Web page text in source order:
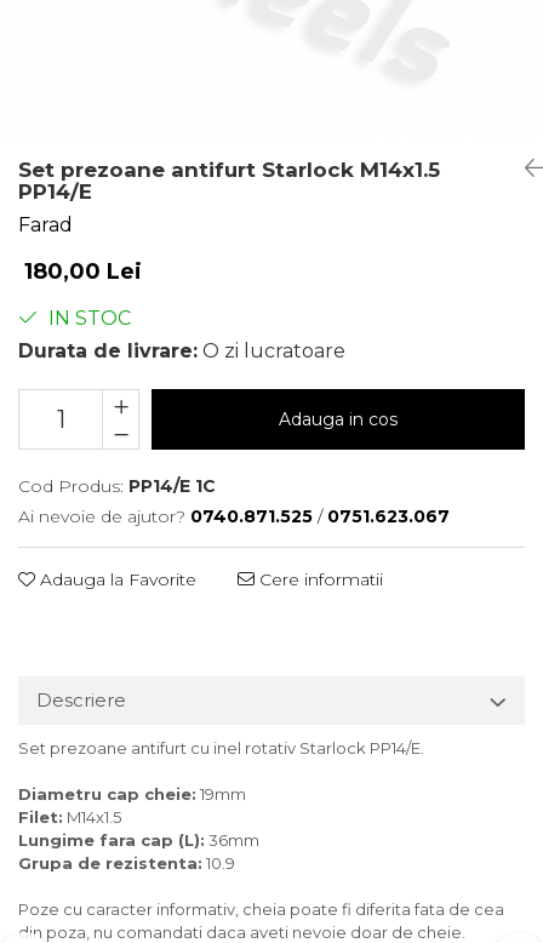
Set prezoane antifurt Starlock M14x1.5
PP14/E
Farad
180,00 Lei
IN STOC
Durata de livrare: O zi lucratoare
Adauga in cos
Cod Produs: PP14/E 1C
Ai nevoie de ajutor? 0740.871.525 / 0751.623.067
Adauga la Favorite Cere informatii
Descriere
Set prezoane antifurt cu inel rotativ Starlock PP14/E.
Diametru cap cheie: 19mm
Filet: M14x1.5
Lungime fara cap (L): 36mm
Grupa de rezistenta: 10.9
Poze cu caracter informativ, cheia poate fi diferita fata de cea
din poza, nu comandati daca aveti nevoie doar de cheie.